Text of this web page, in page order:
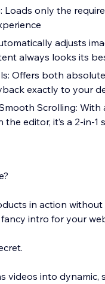
Loads only the
adjusts
always looks its
Offers both
exactly to your
Scrolling:
the editor, it’s a 2-
in action
intro for your
videos into